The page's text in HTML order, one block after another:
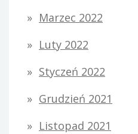
Marzec 2022
Luty 2022
Styczeń 2022
Grudzień 2021
Listopad 2021